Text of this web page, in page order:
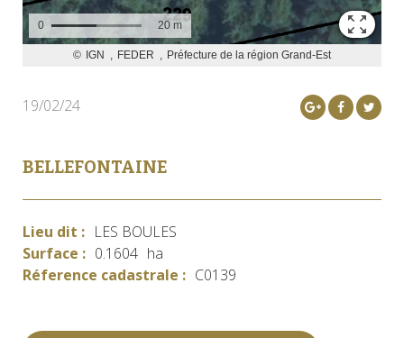
19/02/24
BELLEFONTAINE
Lieu dit : LES BOULES
Surface : 0.1604 ha
Réference cadastrale : C0139